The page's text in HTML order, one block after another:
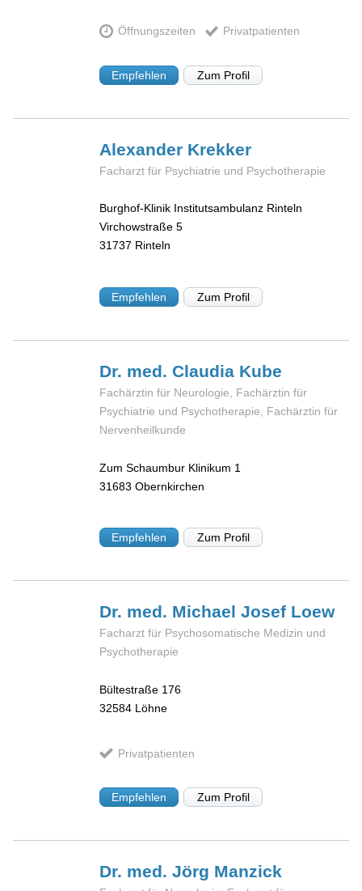
Öffnungszeiten Privatpatienten
Empfehlen Zum Profil
Alexander Krekker
Facharzt für Psychiatrie und Psychotherapie
Burghof-Klinik Institutsambulanz Rinteln
Virchowstraße 5
31737 Rinteln
Empfehlen Zum Profil
Dr. med. Claudia Kube
Fachärztin für Neurologie, Fachärztin für
Psychiatrie und Psychotherapie, Fachärztin für
Nervenheilkunde
Zum Schaumbur Klinikum 1
31683 Obernkirchen
Empfehlen Zum Profil
Dr. med. Michael Josef Loew
Facharzt für Psychosomatische Medizin und
Psychotherapie
Bültestraße 176
32584 Löhne
Privatpatienten
Empfehlen Zum Profil
Dr. med. Jörg Manzick